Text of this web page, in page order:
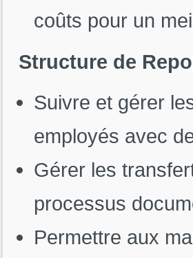
coûts pour un
Structure de
Suivre et gérer
employés avec
Gérer les
processus
Permettre aux